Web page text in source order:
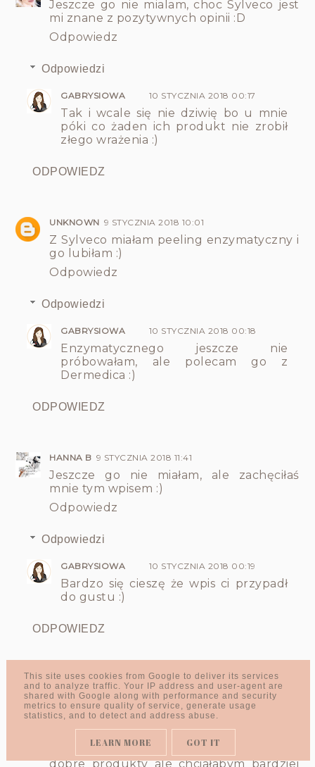
Jeszcze go nie mialam, choc Sylveco jest
mi znane z pozytywnych opinii :D
Odpowiedz
Odpowiedzi
GABRYSIOWA 10 STYCZNIA 2018 00:17
Tak i wcale się nie dziwię bo u mnie
póki co żaden ich produkt nie zrobił
złego wrażenia :)
ODPOWIEDZ
UNKNOWN 9 STYCZNIA 2018 10:01
Z Sylveco miałam peeling enzymatyczny i
go lubiłam :)
Odpowiedz
Odpowiedzi
GABRYSIOWA 10 STYCZNIA 2018 00:18
Enzymatycznego jeszcze nie
próbowałam, ale polecam go z
Dermedica :)
ODPOWIEDZ
HANNA B 9 STYCZNIA 2018 11:41
Jeszcze go nie miałam, ale zachęciłaś
mnie tym wpisem :)
Odpowiedz
Odpowiedzi
GABRYSIOWA 10 STYCZNIA 2018 00:19
Bardzo się cieszę że wpis ci przypadł
do gustu :)
ODPOWIEDZ
PAT SPRADA 9 STYCZNIA 2018 11:44
Kuszą mnie coraz to nowe peelingi ale
powstrzymam się! Obiecałam sobie, że
zainwestuję w odpowiednie urządzenia
pielęgnujące, jak np. to do peelingu
kawitacyjnego. Sylveco kojarzę i mają
dobre produkty ale chciałabym bardziej
This site uses cookies from Google to deliver its services
and to analyze traffic. Your IP address and user-agent are
shared with Google along with performance and security
metrics to ensure quality of service, generate usage
statistics, and to detect and address abuse.
LEARN MORE GOT IT